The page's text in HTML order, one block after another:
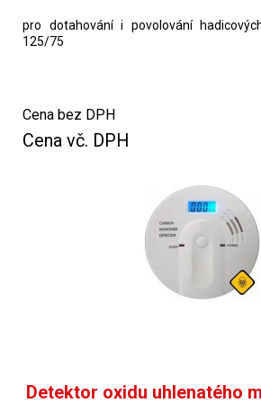
pro dotahování i povolování
125/75
Cena bez DPH
Cena vč. DPH
Detektor oxidu uhlenatého